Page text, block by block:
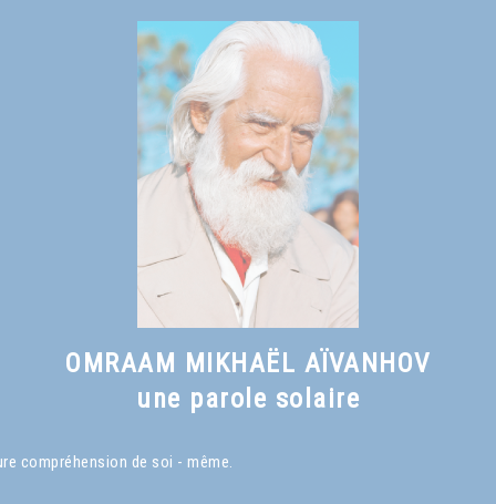
OMRAAM MIKHAËL AÏVANHOV
une parole solaire
compréhension de soi - même.